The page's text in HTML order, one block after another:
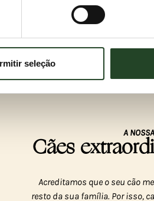
seleção
A
Cães
Acreditamos que o seu cão
resto da sua família. Por isso,